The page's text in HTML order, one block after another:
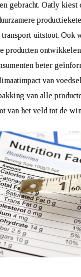
gebracht. Oatly kiest
uitstoot. Ook
producten
beter
van
van alle
van het veld tot de